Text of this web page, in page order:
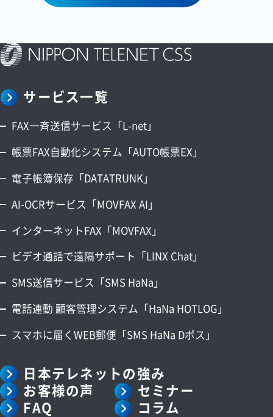
サービス一覧
FAX一斉送信サービス「L-net」
帳票FAX自動化システム「AUTO帳票EX」
電子帳簿保存「DATATRUNK」
AI-OCRサービス「MOVFAX AI」
インターネットFAX「MOVFAX」
ビデオ通話で遠隔サポート「LINX Chat」
SMS送信サービス「SMS HaNa」
電話連動 顧客管理システム「HaNa HOTLOG」
スマホに届くWEB郵便「SMS HaNa Dポス」
日本テレネットの強み
お客様の声
セミナー
FAQ
コラム